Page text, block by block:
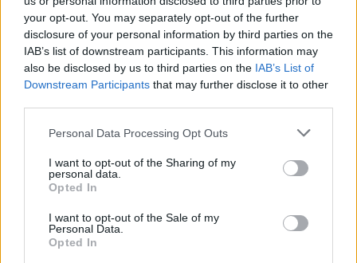
your opt-out. You may separately opt-out of the further
disclosure of your personal information by third parties on the
IAB’s list of downstream participants. This information may
also be disclosed by us to third parties on the IAB’s List of
Downstream Participants that may further disclose it to other
Personal Data Processing Opt Outs
I want to opt-out of the Sharing of my
personal data.
Opted In
I want to opt-out of the Sale of my
Personal Data.
Opted In